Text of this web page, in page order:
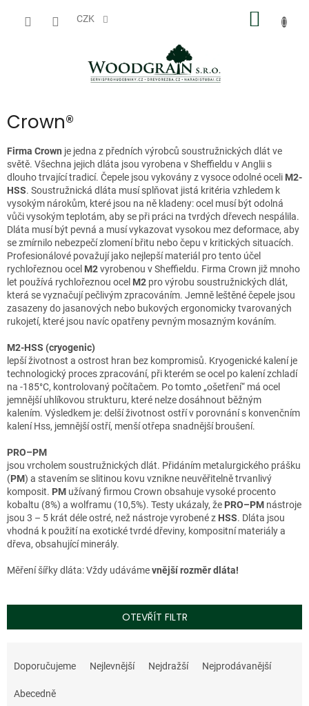
CZK
Crown®
Firma Crown je jedna z předních výrobců soustružnických dlát ve
světě. Všechna jejich dláta jsou vyrobena v Sheffieldu v Anglii s
dlouho trvající tradicí. Čepele jsou vykovány z vysoce odolné oceli M2-
HSS. Soustružnická dláta musí splňovat jistá kritéria vzhledem k
vysokým nárokům, které jsou na ně kladeny: ocel musí být odolná
vůči vysokým teplotám, aby se při práci na tvrdých dřevech nespálila.
Dláta musí být pevná a musí vykazovat vysokou mez deformace, aby
se zmírnilo nebezpečí zlomení břitu nebo čepu v kritických situacích.
Profesionálové považují jako nejlepší materiál pro tento účel
rychlořeznou ocel M2vyrobenou v Sheffieldu. Firma Crown již mnoho
let používá rychlořeznou ocel M2 pro výrobu soustružnických dlát,
která se vyznačují pečlivým zpracováním. Jemně leštěné čepele jsou
zasazeny do jasanových nebo bukových ergonomicky tvarovaných
rukojetí, které jsou navíc opatřeny pevným mosazným kováním.
M2-HSS (cryogenic)
lepší životnost a ostrost hran bez kompromisů. Kryogenické kalení je
technologický proces zpracování, při kterém se ocel po kalení zchladí
na -185°C, kontrolovaný počítačem. Po tomto „ošetření“ má ocel
jemnější uhlíkovou strukturu, které nelze dosáhnout běžným
kalením. Výsledkem je: delší životnost ostří v porovnání s konvenčním
kalení Hss, jemnější ostří, menší otřepa snadnější broušení.
PRO–PM
jsou vrcholem soustružnických dlát. Přidáním metalurgického prášku
(PM) a stavením se slitinou kovu vznikne neuvěřitelně trvanlivý
komposit. PM užívaný firmou Crown obsahuje vysoké procento
kobaltu (8%) a wolframu (10,5%). Testy ukázaly, že PRO–PM nástroje
jsou 3 – 5 krát déle ostré, než nástroje vyrobené z HSS. Dláta jsou
vhodná k použití na exotické tvrdé dřeviny, kompositní materiály a
dřeva, obsahující minerály.
Měření šířky dláta: Vždy udávámevnější rozměr dláta!
OTEVŘÍT FILTR
a
e
Doporučujeme Nejlevnější Nejdražší Nejprodávanější
Abecedně